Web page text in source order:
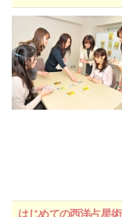
はじめての西洋占星術